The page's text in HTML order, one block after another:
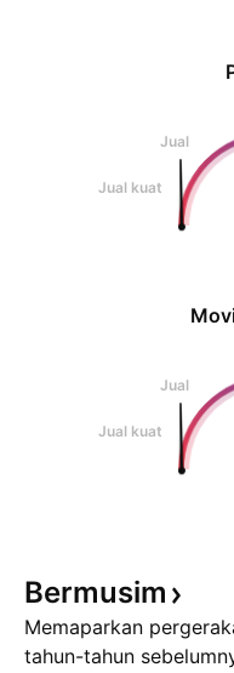
Jual
Jual kuat
Jual
Jual kuat
Bermusim
Memaparkan
tahun-tahun